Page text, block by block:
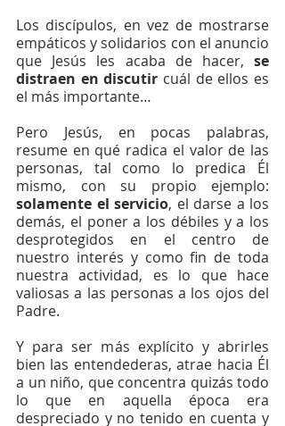
Los discípulos, en vez de mostrarse
empáticos y solidarios con el anuncio
que Jesús les acaba de hacer, se
distraen en discutir cuál de ellos es
el más importante…
Pero Jesús, en pocas palabras,
resume en qué radica el valor de las
personas, tal como lo predica Él
solamente el servicio, el darse a los
demás, el poner a los débiles y a los
desprotegidos en el centro de
nuestro interés y como fin de toda
nuestra actividad, es lo que hace
valiosas a las personas a los ojos del
Padre.
Y para ser más explícito y abrirles
bien las entendederas, atrae hacia Él
a un niño, que concentra quizás todo
lo que en aquella época era
despreciado y no tenido en cuenta y